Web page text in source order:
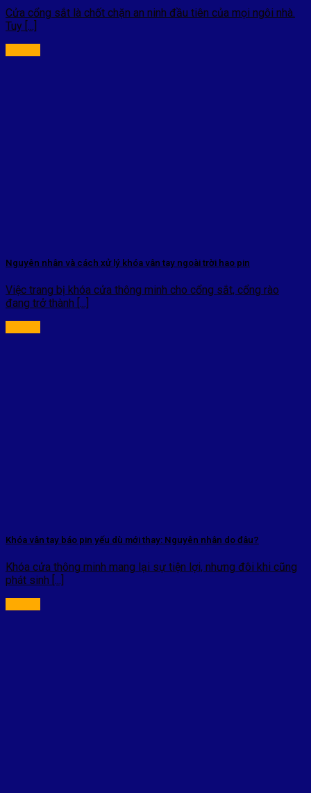
Cửa cổng sắt là chốt chặn an ninh đầu tiên của mọi ngôi nhà.
Tuy [...]
Nguyên nhân và cách xử lý khóa vân tay ngoài trời hao pin
Việc trang bị khóa cửa thông minh cho cổng sắt, cổng rào
đang trở thành [...]
Khóa vân tay báo pin yếu dù mới thay: Nguyên nhân do đâu?
Khóa cửa thông minh mang lại sự tiện lợi, nhưng đôi khi cũng
phát sinh [...]